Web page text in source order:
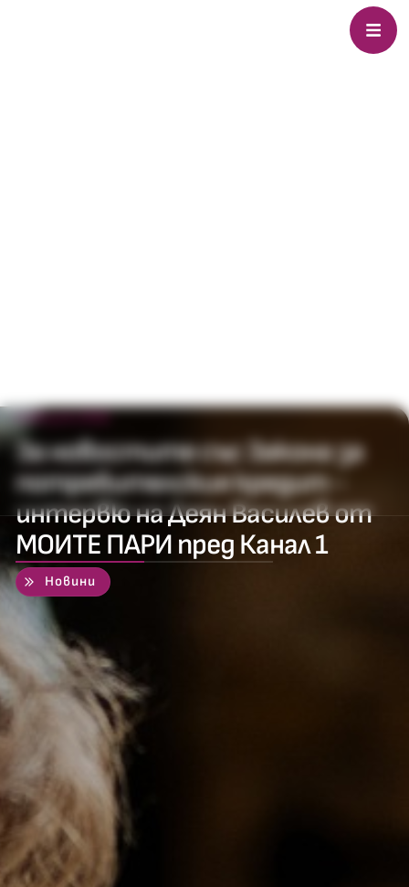
4 август 2010
За новостите със Закона за
потребителския кредит -
интервю на Деян Василев от
МОИТЕ ПАРИ пред Канал 1
50%
Новини